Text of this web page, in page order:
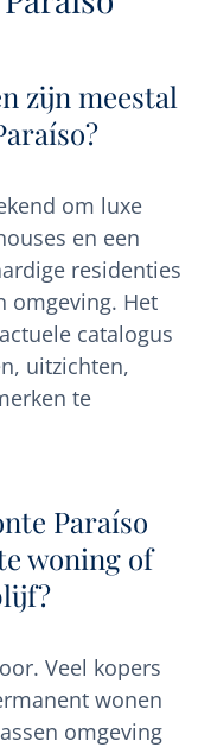
zijn meestal
om luxe
en een
residenties
omgeving. Het
catalogus
uitzichten,
te
Paraíso
woning of
Veel kopers
wonen
omgeving